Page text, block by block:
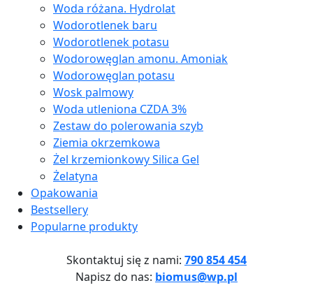
Woda różana. Hydrolat
Wodorotlenek baru
Wodorotlenek potasu
Wodorowęglan amonu. Amoniak
Wodorowęglan potasu
Wosk palmowy
Woda utleniona CZDA 3%
Zestaw do polerowania szyb
Ziemia okrzemkowa
Żel krzemionkowy Silica Gel
Żelatyna
Opakowania
Bestsellery
Popularne produkty
Skontaktuj się z nami: 790 854 454
Napisz do nas: biomus@wp.pl